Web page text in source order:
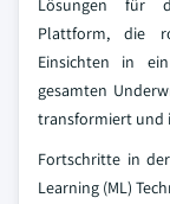
Lösungen für
Plattform, die
Einsichten in
gesamten
transformiert und
Fortschritte in
Learning (ML)